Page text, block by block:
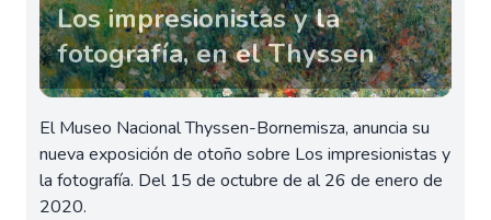
Los impresionistas y la
fotografía, en el Thyssen
El Museo Nacional Thyssen-Bornemisza, anuncia su
nueva exposición de otoño sobre Los impresionistas y
la fotografía. Del 15 de octubre de al 26 de enero de
2020.